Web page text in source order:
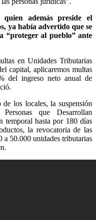
además preside el
ya había advertido que se
“proteger al pueblo” ante
en Unidades Tributarias
capital, aplicaremos multas
del ingreso neto anual de
los locales, la suspensión
que Desarrollan
temporal hasta por 180 días
la revocatoria de las
a 50.000 unidades tributarias